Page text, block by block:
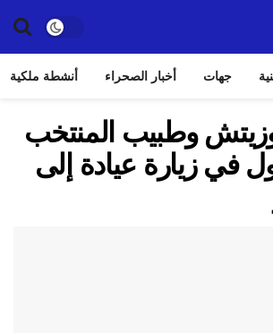
جهات أخبار الصحراء أنشطة ملكية
وطبيب المنتخب
في زيارة عيادة إلى